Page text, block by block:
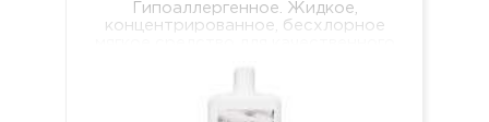
Гипоаллергенное. Жидкое,
концентрированное, бесхлорное
столиков и т.д.). Не оставляет